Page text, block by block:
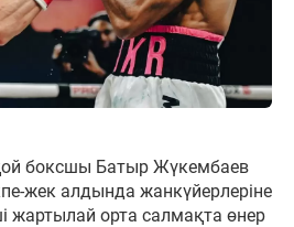
боксшы Батыр Жүкембаев
жек алдында жанкүйерлеріне
жартылай орта салмақта өнер